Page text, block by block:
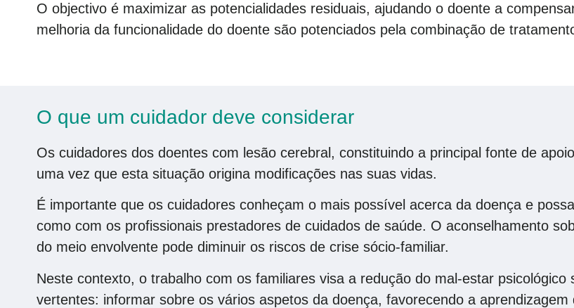
O objectivo é maximizar as potencialidades residuais, ajudando o doente a
melhoria da funcionalidade do doente são potenciados pela combinação de
O que um cuidador deve considerar
Os cuidadores dos doentes com lesão cerebral, constituindo a principal fonte de
uma vez que esta situação origina modificações nas suas vidas.
É importante que os cuidadores conheçam o mais possível acerca da doença e
como com os profissionais prestadores de cuidados de saúde. O aconselhamento
do meio envolvente pode diminuir os riscos de crise sócio-familiar.
Neste contexto, o trabalho com os familiares visa a redução do mal-estar
vertentes: informar sobre os vários aspetos da doença, favorecendo a